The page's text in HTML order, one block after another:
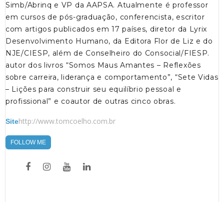
Simb/Abrinq e VP da AAPSA. Atualmente é professor
em cursos de pós-graduação, conferencista, escritor
com artigos publicados em 17 países, diretor da Lyrix
Desenvolvimento Humano, da Editora Flor de Liz e do
NJE/CIESP, além de Conselheiro do Consocial/FIESP.
autor dos livros “Somos Maus Amantes – Reflexões
sobre carreira, liderança e comportamento”, “Sete Vidas
– Lições para construir seu equilíbrio pessoal e
profissional” e coautor de outras cinco obras.
Sitehttp://www.tomcoelho.com.br
FOLLOW ME